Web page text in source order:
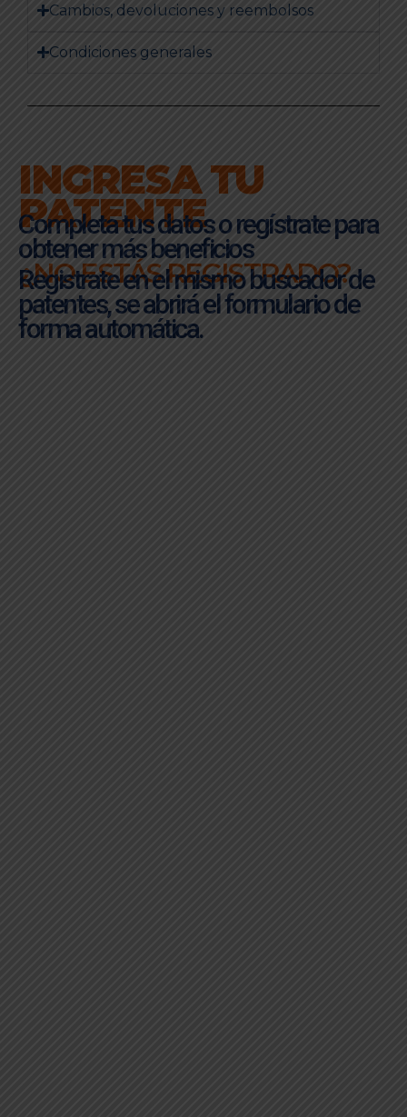
Cambios, devoluciones y reembolsos
Condiciones generales
INGRESA TU
PATENTE
Completa tus datos o regístrate para
obtener más beneficios
¿NO ESTÁS REGISTRADO?
Registrate en el mismo buscador de
patentes, se abrirá el formulario de
forma automática.